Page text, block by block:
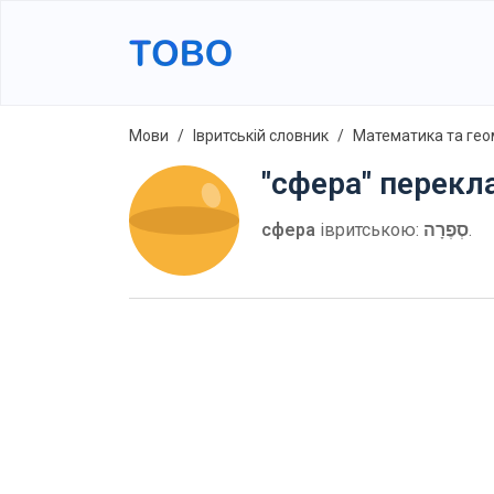
Мови Івритській словник Математика та
"сфера"
сфера івритською: סְפֶרָה.